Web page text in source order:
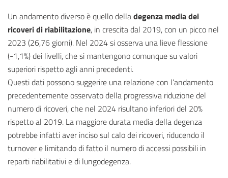
Un andamento diverso è quello delladegenza media dei
ricoveri di riabilitazione, in crescita dal 2019, con un picco nel
2023 (26,76 giorni). Nel 2024 si osserva una lieve flessione
(-1,1%) dei livelli, che si mantengono comunque su valori
superiori rispetto agli anni precedenti.
Questi dati possono suggerire una relazione con l’andamento
precedentemente osservato della progressiva riduzione del
numero di ricoveri, che nel 2024 risultano inferiori del 20%
rispetto al 2019. La maggiore durata media della degenza
potrebbe infatti aver inciso sul calo dei ricoveri, riducendo il
turnover e limitando di fatto il numero di accessi possibili in
reparti riabilitativi e di lungodegenza.